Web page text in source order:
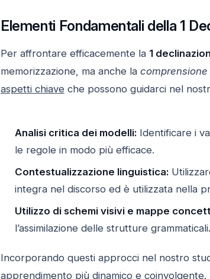
Elementi Fondamentali della 1
Per affrontare efficacemente la 1
memorizzazione, ma anche la
aspetti chiaveche possono guidarci nel
Analisi critica dei modelli:Identificare i
le regole in modo più efficace.
Contestualizzazione linguistica:
integra nel discorso ed è utilizzata nella
Utilizzo di schemi visivi e mappe
l’assimilazione delle strutture grammaticali.
Incorporando questi approcci nel nostro
apprendimento più dinamico e